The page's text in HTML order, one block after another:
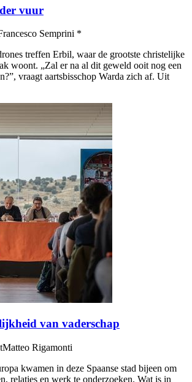
vuur
Semprini *
treffen Erbil, waar de grootste christelijke
woont. „Zal er na al dit geweld ooit nog een
vraagt aartsbisschop Warda zich af. Uit
van vaderschap
Matteo Rigamonti
kwamen in deze Spaanse stad bijeen om
relaties en werk te onderzoeken. Wat is in